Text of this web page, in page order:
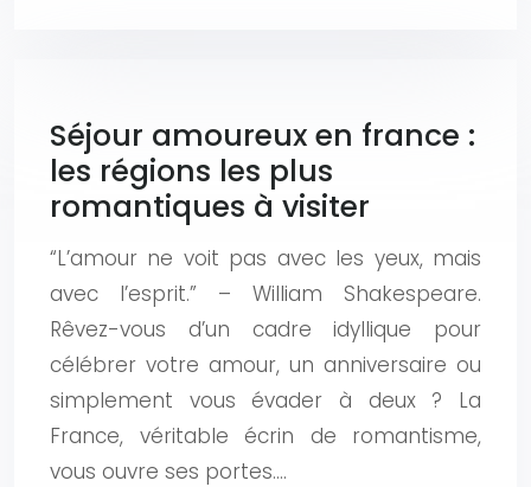
Séjour amoureux en france :
les régions les plus
romantiques à visiter
“L’amour ne voit pas avec les yeux, mais
avec l’esprit.” – William Shakespeare.
Rêvez-vous d’un cadre idyllique pour
célébrer votre amour, un anniversaire ou
simplement vous évader à deux ? La
France, véritable écrin de romantisme,
vous ouvre ses portes….